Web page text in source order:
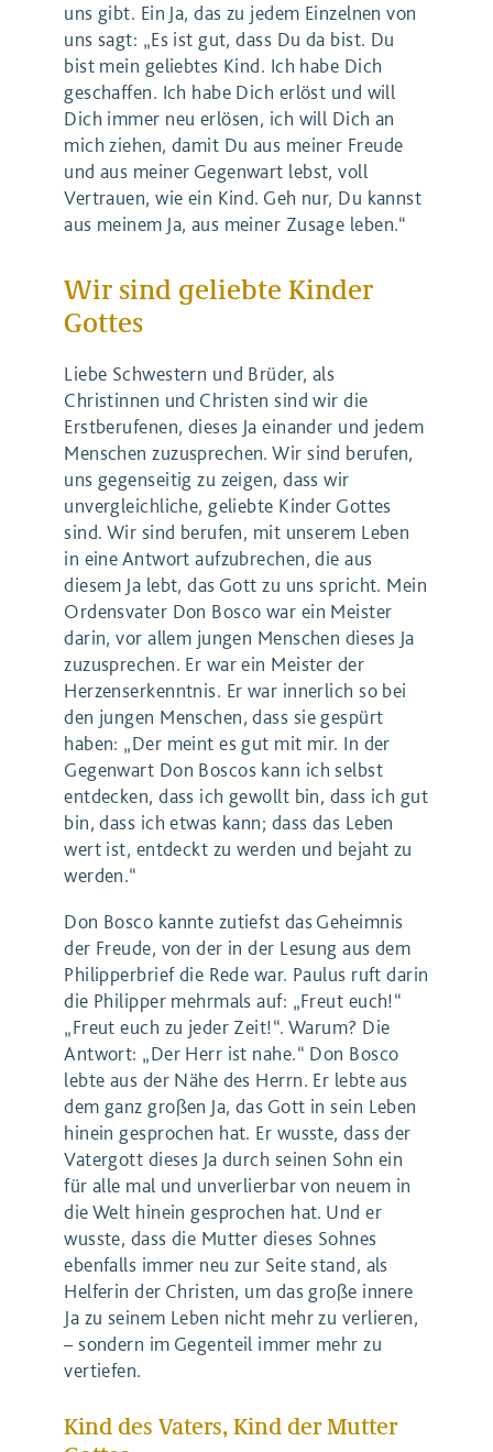
uns gibt. Ein Ja, das zu jedem Einzelnen von
uns sagt: „Es ist gut, dass Du da bist. Du
bist mein geliebtes Kind. Ich habe Dich
geschaffen. Ich habe Dich erlöst und will
Dich immer neu erlösen, ich will Dich an
mich ziehen, damit Du aus meiner Freude
und aus meiner Gegenwart lebst, voll
Vertrauen, wie ein Kind. Geh nur, Du kannst
aus meinem Ja, aus meiner Zusage leben.“
Wir sind geliebte Kinder
Gottes
Liebe Schwestern und Brüder, als
Christinnen und Christen sind wir die
Erstberufenen, dieses Ja einander und jedem
Menschen zuzusprechen. Wir sind berufen,
uns gegenseitig zu zeigen, dass wir
unvergleichliche, geliebte Kinder Gottes
sind. Wir sind berufen, mit unserem Leben
in eine Antwort aufzubrechen, die aus
diesem Ja lebt, das Gott zu uns spricht. Mein
Ordensvater Don Bosco war ein Meister
darin, vor allem jungen Menschen dieses Ja
zuzusprechen. Er war ein Meister der
Herzenserkenntnis. Er war innerlich so bei
den jungen Menschen, dass sie gespürt
haben: „Der meint es gut mit mir. In der
Gegenwart Don Boscos kann ich selbst
entdecken, dass ich gewollt bin, dass ich gut
bin, dass ich etwas kann; dass das Leben
wert ist, entdeckt zu werden und bejaht zu
werden.“
Don Bosco kannte zutiefst das Geheimnis
der Freude, von der in der Lesung aus dem
Philipperbrief die Rede war. Paulus ruft darin
die Philipper mehrmals auf: „Freut euch!“
„Freut euch zu jeder Zeit!“. Warum? Die
Antwort: „Der Herr ist nahe.“ Don Bosco
lebte aus der Nähe des Herrn. Er lebte aus
dem ganz großen Ja, das Gott in sein Leben
hinein gesprochen hat. Er wusste, dass der
Vatergott dieses Ja durch seinen Sohn ein
für alle mal und unverlierbar von neuem in
die Welt hinein gesprochen hat. Und er
wusste, dass die Mutter dieses Sohnes
ebenfalls immer neu zur Seite stand, als
Helferin der Christen, um das große innere
Ja zu seinem Leben nicht mehr zu verlieren,
– sondern im Gegenteil immer mehr zu
vertiefen.
Kind des Vaters, Kind der Mutter